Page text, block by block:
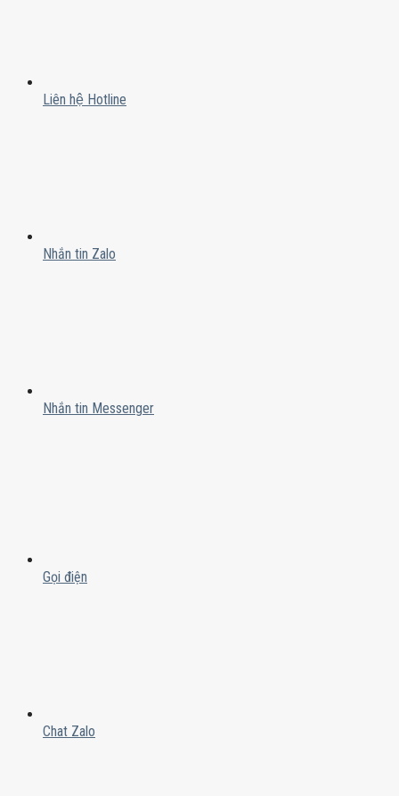
Liên hệ Hotline
Nhắn tin Zalo
Nhắn tin Messenger
Gọi điện
Chat Zalo